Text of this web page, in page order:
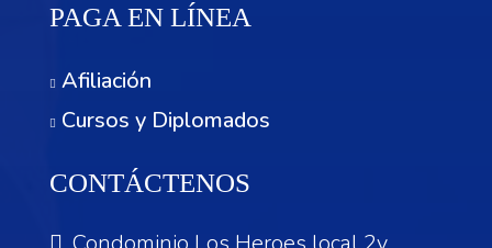
PAGA EN LÍNEA
Afiliación
Cursos y Diplomados
CONTÁCTENOS